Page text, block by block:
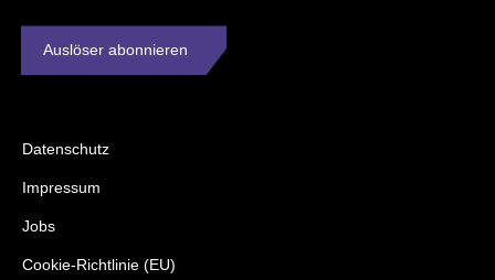
Auslöser abonnieren
Datenschutz
Impressum
Jobs
Cookie-Richtlinie (EU)